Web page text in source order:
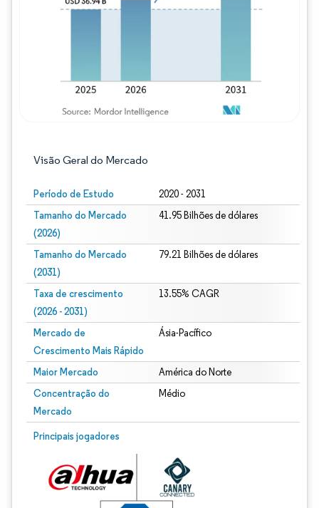
Visão Geral do Mercado
Período de Estudo 2020 - 2031
Tamanho do Mercado
(2026)
41.95 Bilhões de dólares
Tamanho do Mercado
(2031)
79.21 Bilhões de dólares
Taxa de crescimento
(2026 - 2031)
13.55% CAGR
Mercado de
Crescimento Mais Rápido
Ásia-Pacífico
Maior Mercado América do Norte
Concentração do
Mercado
Médio
Principais jogadores
Imagem © Mordor Intelligence. O reuso requer atribuição conforme CC BY 4.0.